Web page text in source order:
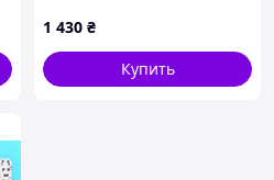
1 430 ₴
Купить